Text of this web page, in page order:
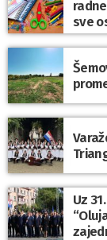
sve
Uz